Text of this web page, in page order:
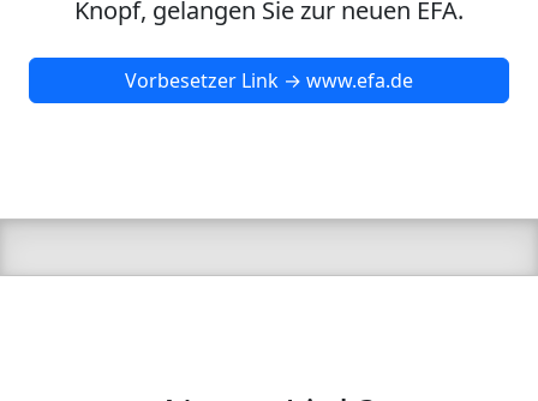
Knopf, gelangen Sie zur neuen EFA.
Vorbesetzer Link → www.efa.de